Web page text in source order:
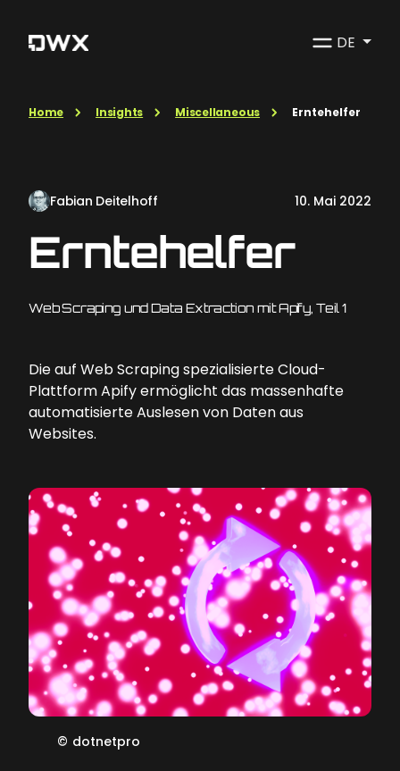
DE
Home Insights Miscellaneous Erntehelfer
Fabian Deitelhoff 10. Mai 2022
Erntehelfer
Web Scraping und Data Extraction mit Apify, Teil 1
Die auf Web Scraping spezialisierte Cloud-
Plattform Apify ermöglicht das massenhafte
automatisierte Auslesen von Daten aus
Websites.
© dotnetpro